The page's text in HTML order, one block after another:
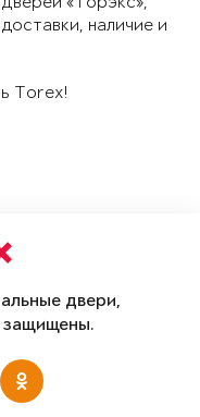
наличие и
Torex!
двери,
защищены.